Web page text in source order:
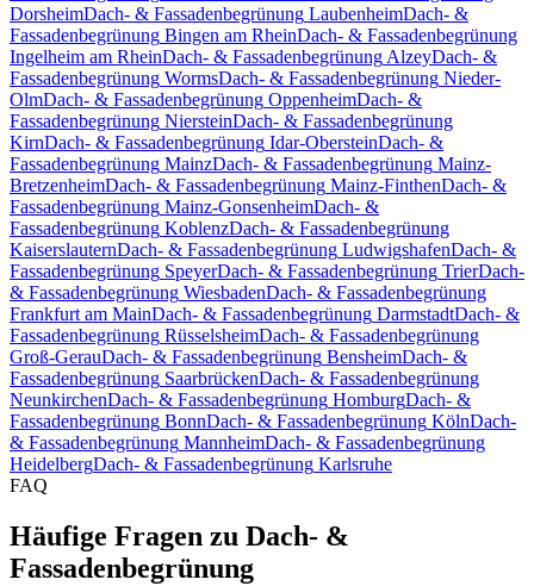
DorsheimDach- & Fassadenbegrünung LaubenheimDach- &
Fassadenbegrünung Bingen am RheinDach- & Fassadenbegrünung
Ingelheim am RheinDach- & Fassadenbegrünung AlzeyDach- &
Fassadenbegrünung WormsDach- & Fassadenbegrünung Nieder-
OlmDach- & Fassadenbegrünung OppenheimDach- &
Fassadenbegrünung NiersteinDach- & Fassadenbegrünung
KirnDach- & Fassadenbegrünung Idar-ObersteinDach- &
Fassadenbegrünung MainzDach- & Fassadenbegrünung Mainz-
BretzenheimDach- & Fassadenbegrünung Mainz-FinthenDach- &
Fassadenbegrünung Mainz-GonsenheimDach- &
Fassadenbegrünung KoblenzDach- & Fassadenbegrünung
KaiserslauternDach- & Fassadenbegrünung LudwigshafenDach- &
Fassadenbegrünung SpeyerDach- & Fassadenbegrünung TrierDach-
& Fassadenbegrünung WiesbadenDach- & Fassadenbegrünung
Frankfurt am MainDach- & Fassadenbegrünung DarmstadtDach- &
Fassadenbegrünung RüsselsheimDach- & Fassadenbegrünung
Groß-GerauDach- & Fassadenbegrünung BensheimDach- &
Fassadenbegrünung SaarbrückenDach- & Fassadenbegrünung
NeunkirchenDach- & Fassadenbegrünung HomburgDach- &
Fassadenbegrünung BonnDach- & Fassadenbegrünung KölnDach-
& Fassadenbegrünung MannheimDach- & Fassadenbegrünung
HeidelbergDach- & Fassadenbegrünung Karlsruhe
FAQ
Häufige Fragen zu Dach- &
Fassadenbegrünung